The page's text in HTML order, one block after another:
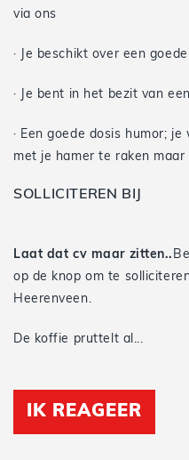
via ons
· Je beschikt over een
· Je bent in het bezit van
· Een goede dosis humor;
met je hamer te raken
SOLLICITEREN BIJ
Laat dat cv maar zitten..
op de knop om te
Heerenveen.
De koffie pruttelt al...
IK REAGEER